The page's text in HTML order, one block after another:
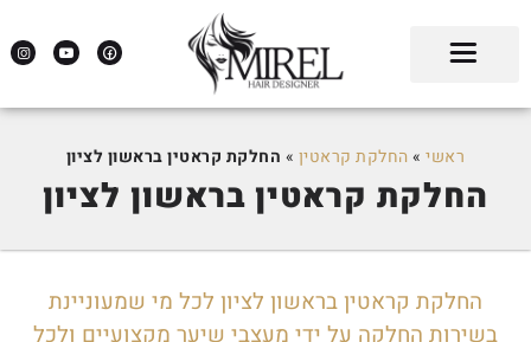
ראשי»החלקת קראטין » החלקת קראטין בראשון לציון
החלקת קראטין בראשון לציון
החלקת קראטין בראשון לציון לכל מי שמעוניינת
בשירות החלקה על ידי מעצבי שיער מקצועיים ולכל